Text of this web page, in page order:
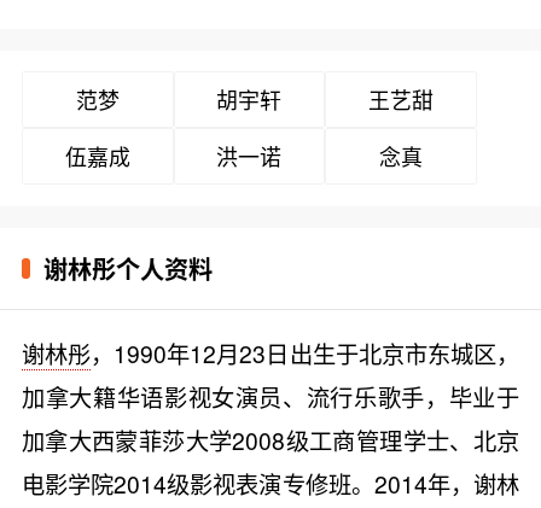
范梦 胡宇轩
王艺甜
伍嘉成
洪一诺 念真
谢林彤个人资料
谢林彤，1990年12月23日出生于北京市东城区，
加拿大籍华语影视女演员、流行乐歌手，毕业于
加拿大西蒙菲莎大学2008级工商管理学士、北京
电影学院2014级影视表演专修班。2014年，谢林